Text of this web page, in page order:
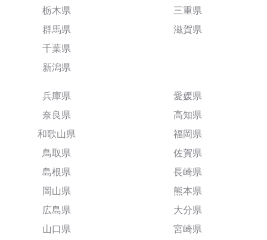
栃木県
群馬県
千葉県
新潟県
三重県
滋賀県
兵庫県
奈良県
和歌山県
鳥取県
島根県
岡山県
広島県
山口県
愛媛県
高知県
福岡県
佐賀県
長崎県
熊本県
大分県
宮崎県